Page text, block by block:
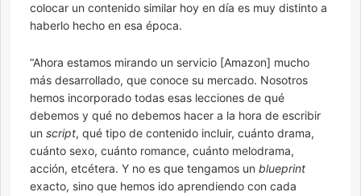
colocar un contenido similar hoy en día es muy distinto a
haberlo hecho en esa época.
“Ahora estamos mirando un servicio [Amazon] mucho
más desarrollado, que conoce su mercado. Nosotros
hemos incorporado todas esas lecciones de qué
debemos y qué no debemos hacer a la hora de escribir
un script, qué tipo de contenido incluir, cuánto drama,
cuánto sexo, cuánto romance, cuánto melodrama,
acción, etcétera. Y no es que tengamos un blueprint
exacto, sino que hemos ido aprendiendo con cada